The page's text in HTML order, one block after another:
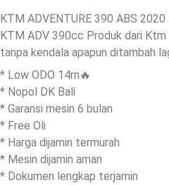
KTM ADVENTURE 390 ABS 2020
KTM ADV 390cc Produk dari
tanpa kendala apapun ditambah
* Low ODO 14rn🔥
* Nopol DK Bali
* Garansi mesin 6 bulan
* Free Oli
* Harga dijamin termurah
* Mesin dijamin aman
* Dokumen lengkap terjamin